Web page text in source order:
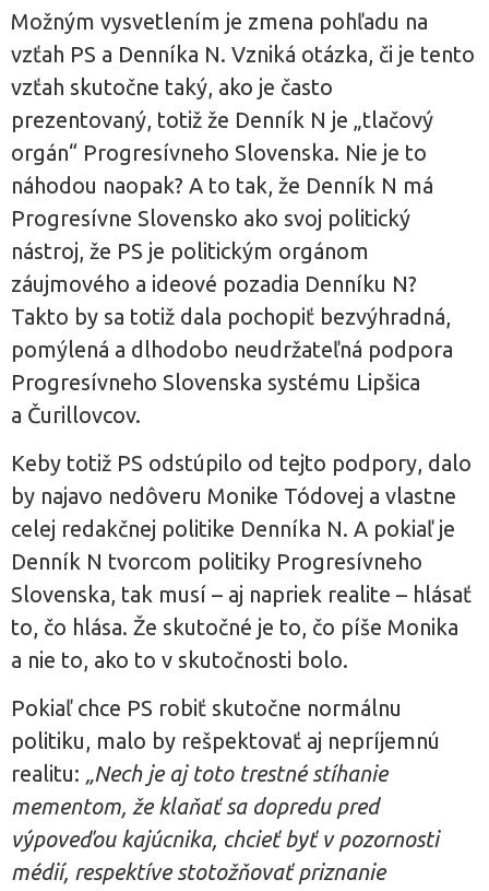
Možným vysvetlením je zmena pohľadu na
vzťah PS a Denníka N. Vzniká otázka, či je tento
vzťah skutočne taký, ako je často
prezentovaný, totiž že Denník N je „tlačový
orgán“ Progresívneho Slovenska. Nie je to
náhodou naopak? A to tak, že Denník N má
Progresívne Slovensko ako svoj politický
nástroj, že PS je politickým orgánom
záujmového a ideové pozadia Denníku N?
Takto by sa totiž dala pochopiť bezvýhradná,
pomýlená a dlhodobo neudržateľná podpora
Progresívneho Slovenska systému Lipšica
a Čurillovcov.
Keby totiž PS odstúpilo od tejto podpory, dalo
by najavo nedôveru Monike Tódovej a vlastne
celej redakčnej politike Denníka N. A pokiaľ je
Denník N tvorcom politiky Progresívneho
Slovenska, tak musí – aj napriek realite – hlásať
to, čo hlása. Že skutočné je to, čo píše Monika
a nie to, ako to v skutočnosti bolo.
Pokiaľ chce PS robiť skutočne normálnu
politiku, malo by rešpektovať aj nepríjemnú
realitu: „Nech je aj toto trestné stíhanie
mementom, že klaňať sa dopredu pred
výpoveďou kajúcnika, chcieť byť v pozornosti
médií, respektíve stotožňovať priznanie